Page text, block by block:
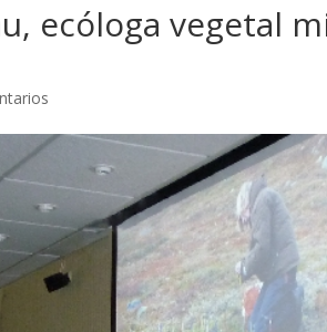
ecóloga vegetal